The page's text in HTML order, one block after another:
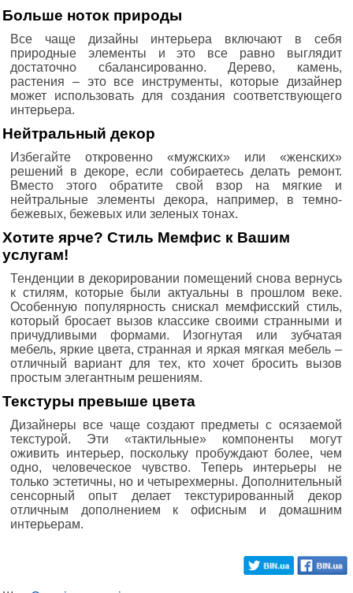
Больше ноток природы
Все чаще дизайны интерьера включают в себя
природные элементы и это все равно выглядит
достаточно сбалансированно. Дерево, камень,
растения – это все инструменты, которые дизайнер
может использовать для создания соответствующего
интерьера.
Нейтральный декор
Избегайте откровенно «мужских» или «женских»
решений в декоре, если собираетесь делать ремонт.
Вместо этого обратите свой взор на мягкие и
нейтральные элементы декора, например, в темно-
бежевых, бежевых или зеленых тонах.
Хотите ярче? Стиль Мемфис к Вашим
услугам!
Тенденции в декорировании помещений снова вернусь
к стилям, которые были актуальны в прошлом веке.
Особенную популярность снискал мемфисский стиль,
который бросает вызов классике своими странными и
причудливыми формами. Изогнутая или зубчатая
мебель, яркие цвета, странная и яркая мягкая мебель –
отличный вариант для тех, кто хочет бросить вызов
простым элегантным решениям.
Текстуры превыше цвета
Дизайнеры все чаще создают предметы с осязаемой
текстурой. Эти «тактильные» компоненты могут
оживить интерьер, поскольку пробуждают более, чем
одно, человеческое чувство. Теперь интерьеры не
только эстетичны, но и четырехмерны. Дополнительный
сенсорный опыт делает текстурированный декор
отличным дополнением к офисным и домашним
интерьерам.